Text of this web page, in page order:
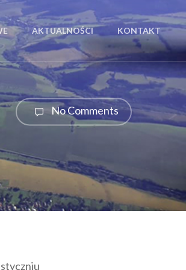
AKTUALNOŚCI KONTAKT
No Comments